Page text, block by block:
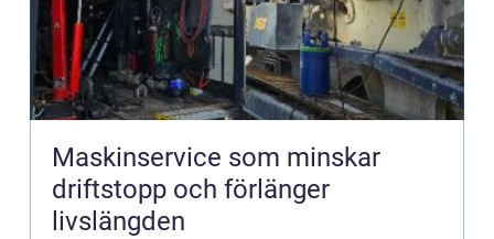
Maskinservice som minskar
driftstopp och förlänger
livslängden